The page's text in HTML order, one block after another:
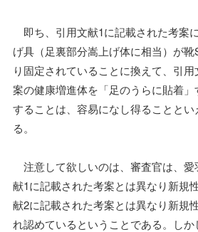
即ち、引用文献1に記載された考案
げ具（足裏部分嵩上げ体に相当）が
り固定されていることに換えて、引
案の健康増進体を「足のうらに貼着
することは、容易になし得ることと
る。
注意して欲しいのは、審査官は、愛
献1に記載された考案とは異なり新規
献2に記載された考案とは異なり新規
れ認めているということである。し